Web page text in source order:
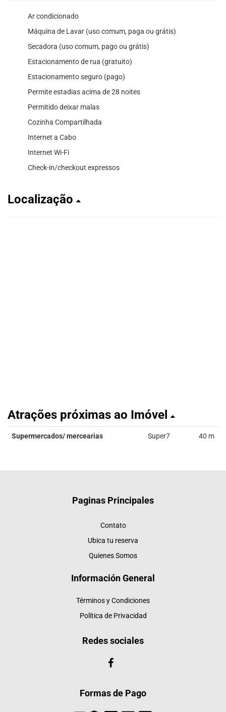
Ar condicionado
Máquina de Lavar (uso comum, paga ou grátis)
Secadora (uso comum, pago ou grátis)
Estacionamento de rua (gratuito)
Estacionamento seguro (pago)
Permite estadias acima de 28 noites
Permitido deixar malas
Cozinha Compartilhada
Internet a Cabo
Internet Wi-Fi
Check-in/checkout expressos
Localização
Atrações próximas ao Imóvel
Supermercados/ mercearias Super7 40 m
Paginas Principales
Contato
Ubica tu reserva
Quienes Somos
Información General
Términos y Condiciones
Política de Privacidad
Redes sociales
Formas de Pago